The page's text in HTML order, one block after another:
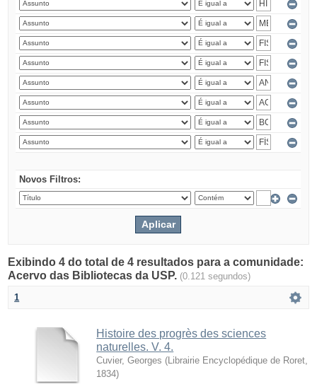
Novos Filtros:
Exibindo 4 do total de 4 resultados para a comunidade:
Acervo das Bibliotecas da USP. (0.121 segundos)
1
Histoire des progrès des sciences
naturelles. V. 4.
Cuvier, Georges ( Librairie Encyclopédique de Roret
1834)